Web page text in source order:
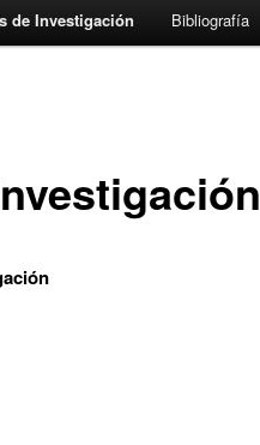
de Investigación Bibliografía